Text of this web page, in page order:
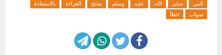
النبي صلى الله عليه وسلم يفتتح القراءة
بالاستعاذة
صواب
خطأ